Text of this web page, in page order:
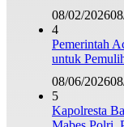
08/02/2026
4
Pemerintah
untuk
08/06/2026
5
Kapolresta